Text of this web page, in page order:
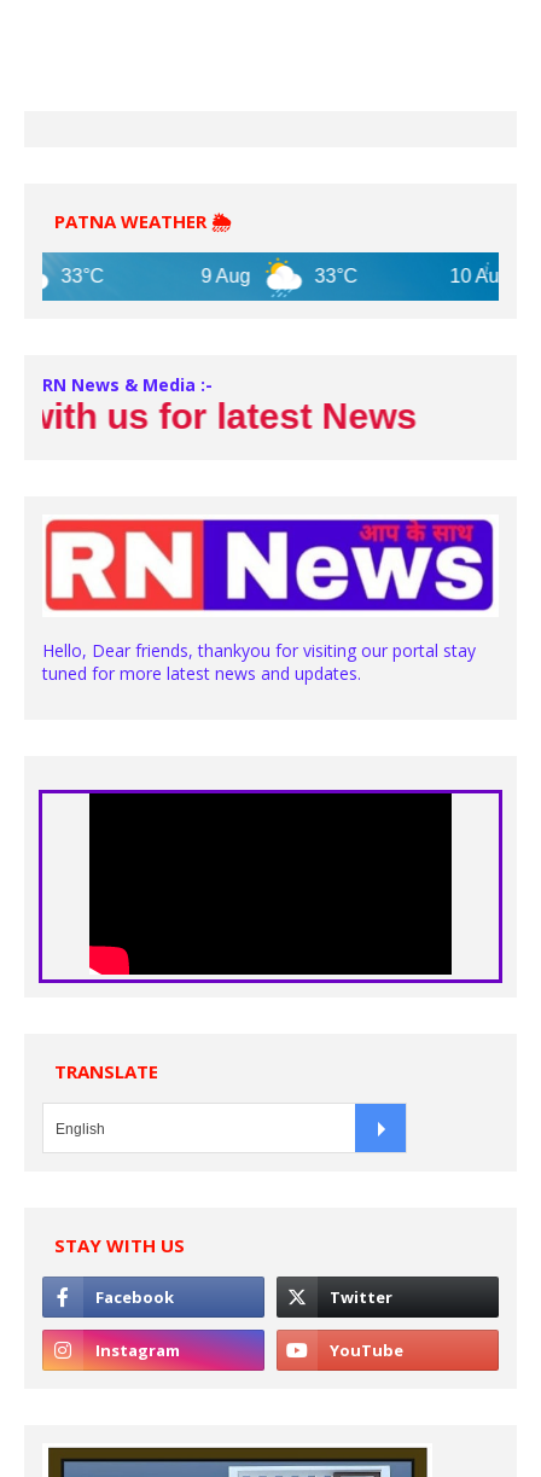
PATNA WEATHER 🌦️
33°C 33°C 10 Aug
RN News & Media :-
us for latest News
Hello, Dear friends, thankyou for visiting our portal stay
tuned for more latest news and updates.
TRANSLATE
STAY WITH US